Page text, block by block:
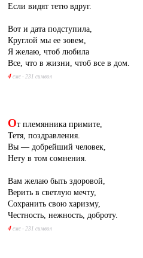
Если видят тетю вдруг.
Вот и дата подступила,
Круглой мы ее зовем,
Я желаю, чтоб любила
Все, что в жизни, чтоб все в дом.
4смс - 231 символ
От племянника примите,
Тетя, поздравления.
Вы — добрейший человек,
Нету в том сомнения.
Вам желаю быть здоровой,
Верить в светлую мечту,
Сохранить свою харизму,
Честность, нежность, доброту.
4смс - 231 символ